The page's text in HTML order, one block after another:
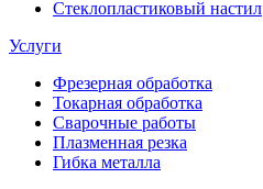
Стеклопластиковый настил
Услуги
Фрезерная обработка
Токарная обработка
Сварочные работы
Плазменная резка
Гибка металла